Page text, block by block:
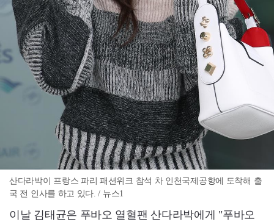
산다라박이 프랑스 파리 패션위크 참석 차 인천국제공항에 도착해 출
국 전 인사를 하고 있다. / 뉴스1
이날 김태균은 푸바오 열혈팬 산다라박에게 "푸바오